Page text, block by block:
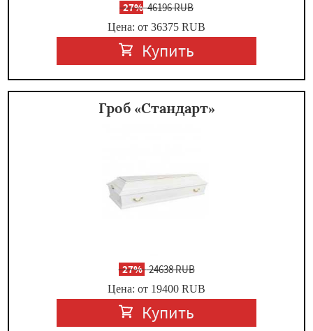
-27%46196 RUB
Цена: от 36375 RUB
Купить
Гроб «Стандарт»
-27%24638 RUB
Цена: от 19400 RUB
Купить